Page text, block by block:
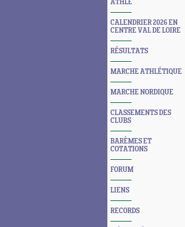
ATHLE
CALENDRIER 2026 EN
CENTRE VAL DE LOIRE
RÉSULTATS
MARCHE ATHLÉTIQUE
MARCHE NORDIQUE
CLASSEMENTS DES
CLUBS
BARÈMES ET
COTATIONS
FORUM
LIENS
RECORDS